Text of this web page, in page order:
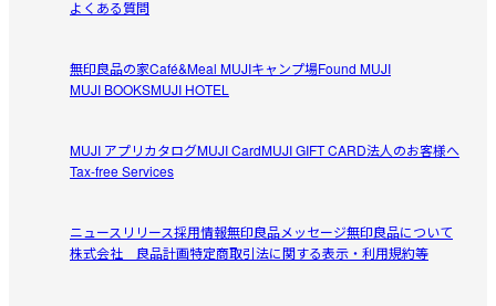
よくある質問
無印良品の家Café&Meal MUJIキャンプ場Found MUJI
MUJI BOOKSMUJI HOTEL
MUJI アプリカタログMUJI CardMUJI GIFT CARD法人のお客様へ
Tax-free Services
ニュースリリース採用情報無印良品メッセージ無印良品について
株式会社 良品計画特定商取引法に関する表示・利用規約等